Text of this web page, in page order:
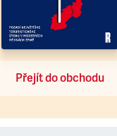
Přejít do obchodu